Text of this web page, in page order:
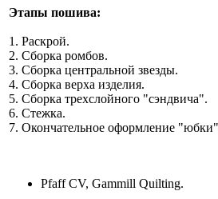
Этапы пошива:
1. Раскрой.
2. Сборка ромбов.
3. Сборка центральной звезды.
4. Сборка верха изделия.
5. Сборка трехслойного "сэндвича".
6. Стежка.
7. Окончательное оформление
Pfaff CV, Gammill Quilting.